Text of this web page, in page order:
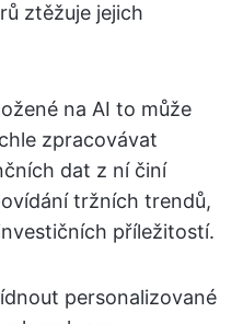
ztěžuje jejich
na AI to může
zpracovávat
dat z ní činí
tržních trendů,
příležitostí.
personalizované